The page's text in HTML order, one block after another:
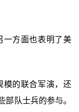
一方面也表明了美
模的联合军演，还
部队士兵的参与。